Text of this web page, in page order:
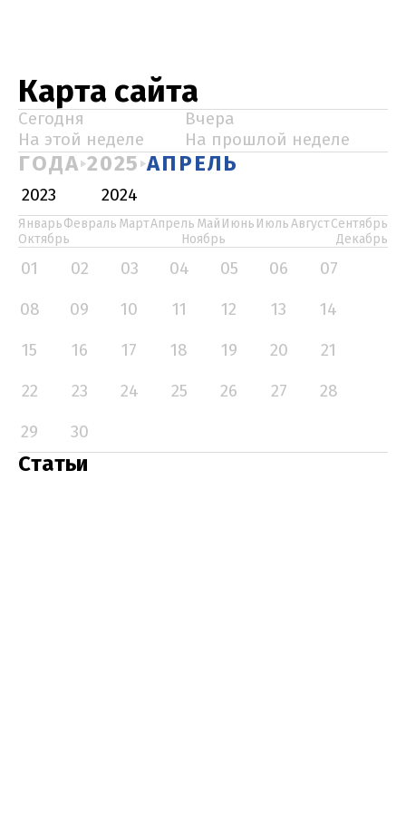
Карта сайта
Сегодня
Вчера
На этой неделе
На прошлой неделе
ГОДА 2025 АПРЕЛЬ
2023 2024
ЯнварьФевраль МартАпрель Май Июнь ИюльАвгустСентябрь
Октябрь
Ноябрь Декабрь
01 02 03 04 05 06
07
08
09 10 11 12 13
14
15
16 17 18 19 20
21
22
23 24 25 26 27
28
29
30
Статьи